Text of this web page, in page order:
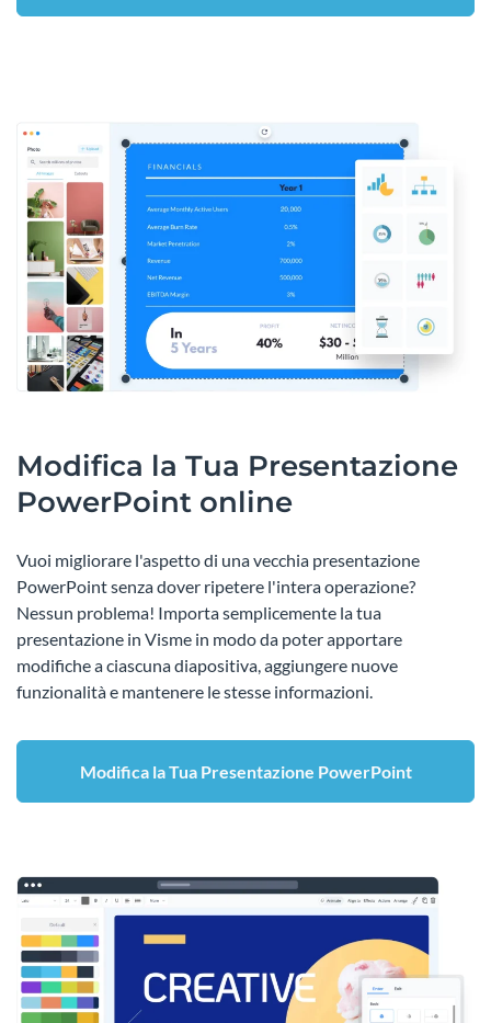
Modifica la Tua Presentazione
PowerPoint online
Vuoi migliorare l'aspetto di una vecchia presentazione
PowerPoint senza dover ripetere l'intera operazione?
Nessun problema! Importa semplicemente la tua
presentazione in Visme in modo da poter apportare
modifiche a ciascuna diapositiva, aggiungere nuove
funzionalità e mantenere le stesse informazioni.
Modifica la Tua Presentazione PowerPoint